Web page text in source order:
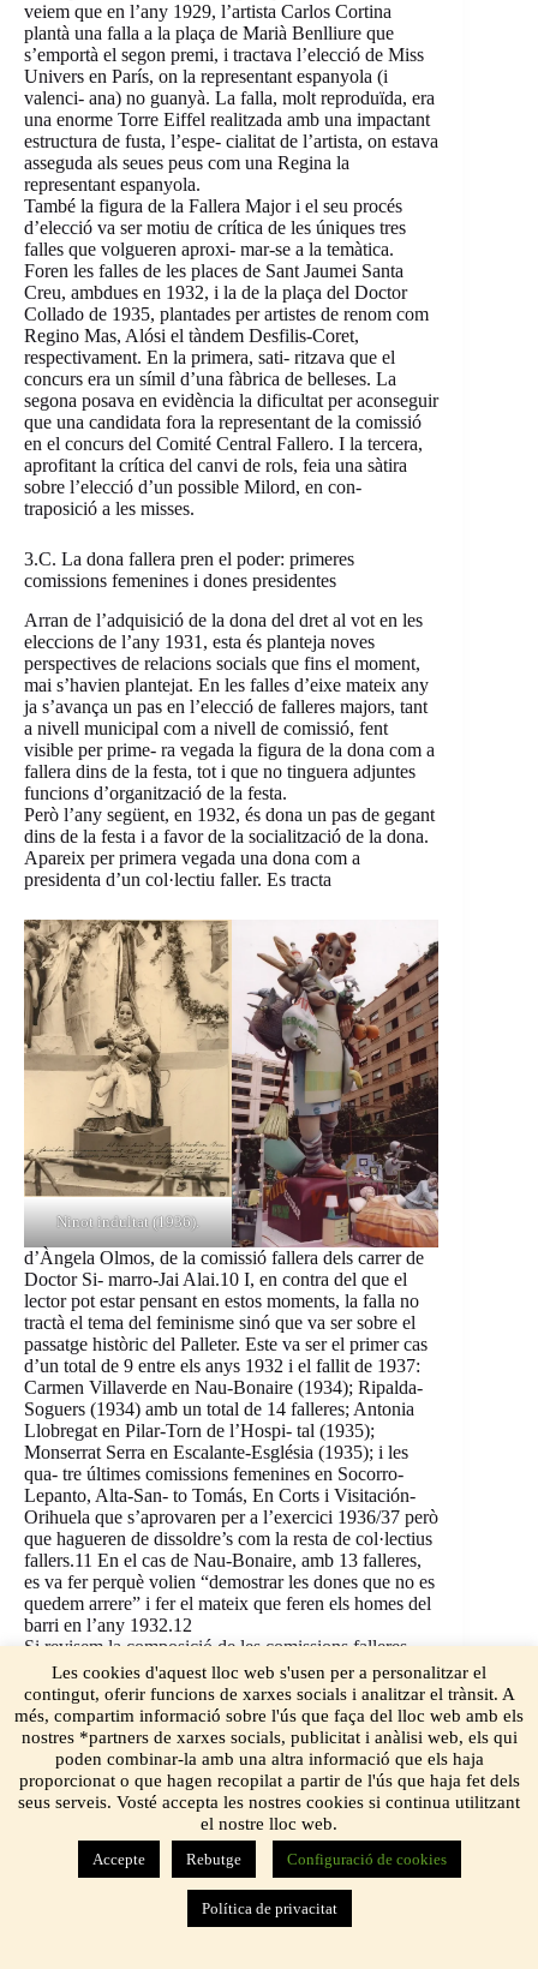
veiem que en l’any 1929, l’artista Carlos Cortina
plantà una falla a la plaça de Marià Benlliure que
s’emportà el segon premi, i tractava l’elecció de Miss
Univers en París, on la representant espanyola (i
valenci- ana) no guanyà. La falla, molt reproduïda, era
una enorme Torre Eiffel realitzada amb una impactant
estructura de fusta, l’espe- cialitat de l’artista, on estava
asseguda als seues peus com una Regina la
representant espanyola.
També la figura de la Fallera Major i el seu procés
d’elecció va ser motiu de crítica de les úniques tres
falles que volgueren aproxi- mar-se a la temàtica.
Foren les falles de les places de Sant Jaumei Santa
Creu, ambdues en 1932, i la de la plaça del Doctor
Collado de 1935, plantades per artistes de renom com
Regino Mas, Alósi el tàndem Desfilis-Coret,
respectivament. En la primera, sati- ritzava que el
concurs era un símil d’una fàbrica de belleses. La
segona posava en evidència la dificultat per aconseguir
que una candidata fora la representant de la comissió
en el concurs del Comité Central Fallero. I la tercera,
aprofitant la crítica del canvi de rols, feia una sàtira
sobre l’elecció d’un possible Milord, en con-
traposició a les misses.
3.C. La dona fallera pren el poder: primeres
comissions femenines i dones presidentes
Arran de l’adquisició de la dona del dret al vot en les
eleccions de l’any 1931, esta és planteja noves
perspectives de relacions socials que fins el moment,
mai s’havien plantejat. En les falles d’eixe mateix any
ja s’avança un pas en l’elecció de falleres majors, tant
a nivell municipal com a nivell de comissió, fent
visible per prime- ra vegada la figura de la dona com a
fallera dins de la festa, tot i que no tinguera adjuntes
funcions d’organització de la festa.
Però l’any següent, en 1932, és dona un pas de gegant
dins de la festa i a favor de la socialització de la dona.
Apareix per primera vegada una dona com a
presidenta d’un col·lectiu faller. Es tracta
Ninot indultat (1936).
d’Àngela Olmos, de la comissió fallera dels carrer de
Doctor Si- marro-Jai Alai.10 I, en contra del que el
lector pot estar pensant en estos moments, la falla no
tractà el tema del feminisme sinó que va ser sobre el
passatge històric del Palleter. Este va ser el primer cas
d’un total de 9 entre els anys 1932 i el fallit de 1937:
Carmen Villaverde en Nau-Bonaire (1934); Ripalda-
Soguers (1934) amb un total de 14 falleres; Antonia
Llobregat en Pilar-Torn de l’Hospi- tal (1935);
Monserrat Serra en Escalante-Església (1935); i les
qua- tre últimes comissions femenines en Socorro-
Lepanto, Alta-San- to Tomás, En Corts i Visitación-
Orihuela que s’aprovaren per a l’exercici 1936/37 però
que hagueren de dissoldre’s com la resta de col·lectius
fallers.11 En el cas de Nau-Bonaire, amb 13 falleres,
es va fer perquè volien “demostrar les dones que no es
quedem arrere” i fer el mateix que feren els homes del
barri en l’any 1932.12
Si revisem la composició de les comissions falleres
que apareixen als llibrets i a la premsa de l’època, al
menys existiren tres casuís- tiques més de la
participació de la dona al si de les comissions falleres.
A banda de les presidentes, també existí el títol
honorífic de Presidenta Honorària, però dins d’una
comissió masculina. Al menys així consta per al cas de
la comissió de la plaça de Manuel Cru, actuals carrers
Russafa-Denia, on nomenaren a la Senyoreta España
Pepita Samper, a més del de Fallera Major. També
existí en Cervantes-Pare Jofré (1932), on convisqueren
diferents càrrecs honorífics com el set Fallers Majors,
un President d’Honor i les 5 Presidentes Honoràries.
Un tercer cas va ser el de Doctor Sanchis Bergón-
Les cookies d'aquest lloc web s'usen per a personalitzar el
contingut, oferir funcions de xarxes socials i analitzar el trànsit. A
més, compartim informació sobre l'ús que faça del lloc web amb els
nostres *partners de xarxes socials, publicitat i anàlisi web, els qui
poden combinar-la amb una altra informació que els haja
proporcionat o que hagen recopilat a partir de l'ús que haja fet dels
seus serveis. Vosté accepta les nostres cookies si continua utilitzant
el nostre lloc web.
Accepte Rebutge Configuració de cookies
Política de privacitat